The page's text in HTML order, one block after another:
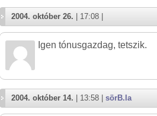
2004. október 26. | 17:08 |
Igen tónusgazdag, tetszik.
2004. október 14. | 13:58 | sörB.la